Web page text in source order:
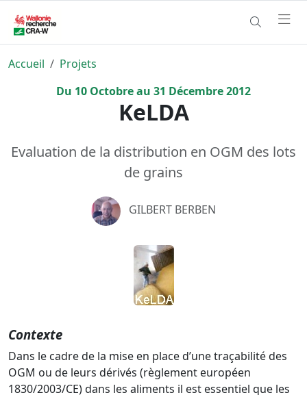
Accueil
Projets
Du 10 Octobreau 31 Décembre2012
KeLDA
Evaluation de la distribution en OGM des lots
de grains
GILBERT BERBEN
Contexte
Dans le cadre de la mise en place d’une traçabilité des
OGM ou de leurs dérivés (règlement européen
1830/2003/CE) dans les aliments il est essentiel que les